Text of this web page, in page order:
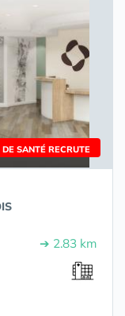
DE SANTÉ RECRUTE
➔ 2.83 km